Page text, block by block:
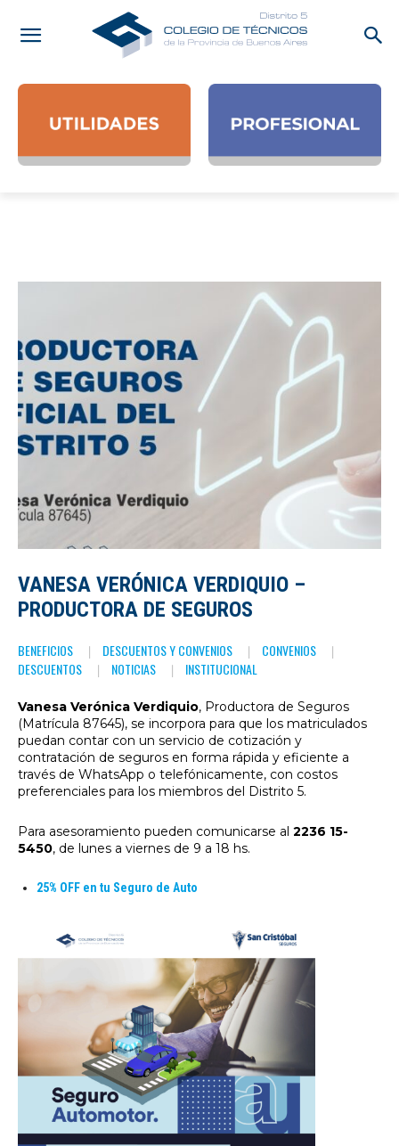
VANESA VERÓNICA VERDIQUIO –
PRODUCTORA DE SEGUROS
BENEFICIOS DESCUENTOS Y CONVENIOS
CONVENIOS
DESCUENTOS
NOTICIAS INSTITUCIONAL
Vanesa Verónica Verdiquio, Productora de Seguros
(Matrícula 87645), se incorpora para que los matriculados
puedan contar con un servicio de cotización y
contratación de seguros en forma rápida y eficiente a
través de WhatsApp o telefónicamente, con costos
preferenciales para los miembros del Distrito 5.
Para asesoramiento pueden comunicarse al 2236 15-
5450, de lunes a viernes de 9 a 18 hs.
25% OFF en tu Seguro de Auto